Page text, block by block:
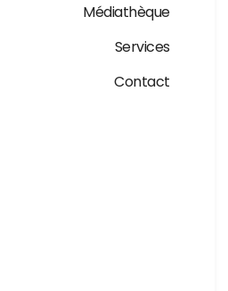
Médiathèque
Services
Contact